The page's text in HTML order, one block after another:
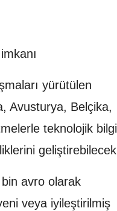
yürütülen
Avusturya, Belçika,
teknolojik bilgi
geliştirebilecek
avro olarak
veya iyileştirilmiş